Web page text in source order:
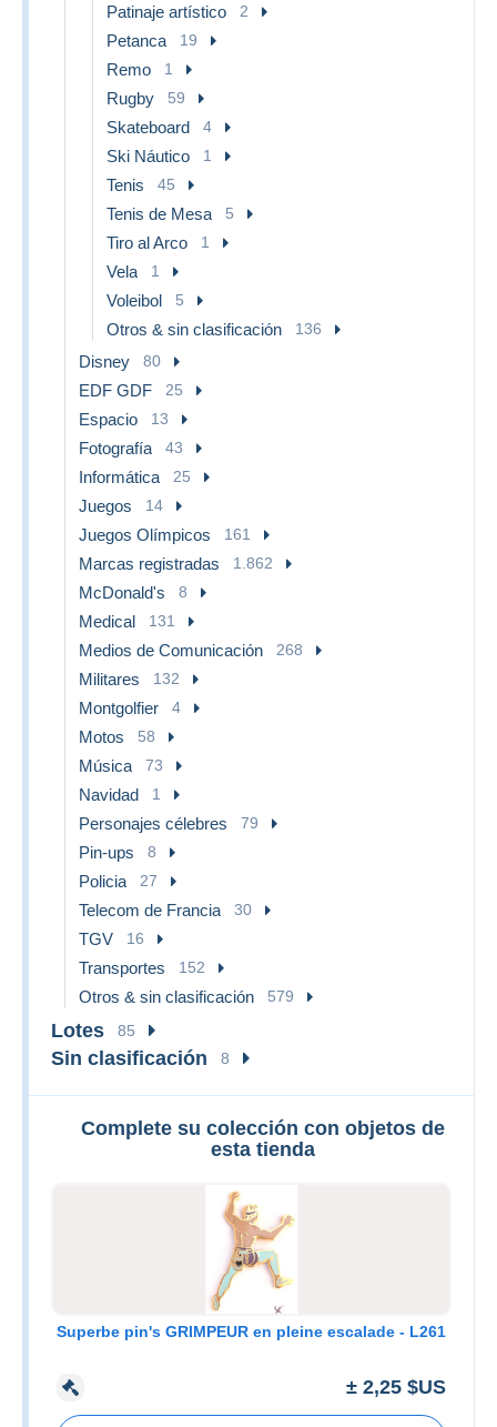
Patinaje artístico 2
Petanca 19
Remo 1
Rugby 59
Skateboard 4
Ski Náutico 1
Tenis 45
Tenis de Mesa 5
Tiro al Arco 1
Vela 1
Voleibol 5
Otros & sin clasificación 136
Disney 80
EDF GDF 25
Espacio 13
Fotografía 43
Informática 25
Juegos 14
Juegos Olímpicos 161
Marcas registradas 1.862
McDonald's 8
Medical 131
Medios de Comunicación 268
Militares 132
Montgolfier 4
Motos 58
Música 73
Navidad 1
Personajes célebres 79
Pin-ups 8
Policia 27
Telecom de Francia 30
TGV 16
Transportes 152
Otros & sin clasificación 579
Lotes 85
Sin clasificación 8
Complete su colección con objetos de
esta tienda
Superbe pin's GRIMPEUR en pleine escalade - L261
± 2,25 $US